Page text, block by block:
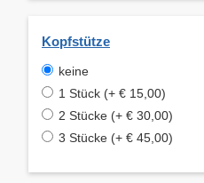
Kopfstütze
keine
1 Stück (+ € 15,00)
2 Stücke (+ € 30,00)
3 Stücke (+ € 45,00)